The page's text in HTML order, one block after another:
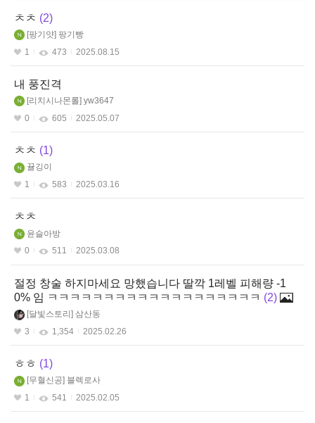
ㅊㅊ 2
팡기얏 팡기빵
1
473 2025.08.15
내 풍진격
리치시나몬롤 yw3647
0
605 2025.05.07
ㅊㅊ 1
뀰깅이
1
583 2025.03.16
ㅊㅊ
윤슬아방
0
511 2025.03.08
절정 창술 하지마세요 망했습니다 딸깍 1레벨 피해량 -1
0% 임 ㅋㅋㅋㅋㅋㅋㅋㅋㅋㅋㅋㅋㅋㅋㅋㅋㅋㅋㅋ
2
달빛스토리
삼산동
3
1,354 2025.02.26
ㅎㅎ 1
무혈신공 블렉로사
1
541 2025.02.05